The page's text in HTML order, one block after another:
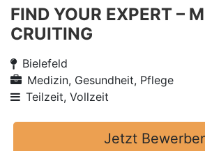
FIND YOUR EXPERT –
CRUITING
Bielefeld
Medizin, Gesundheit, Pflege
Teilzeit, Vollzeit
Jetzt